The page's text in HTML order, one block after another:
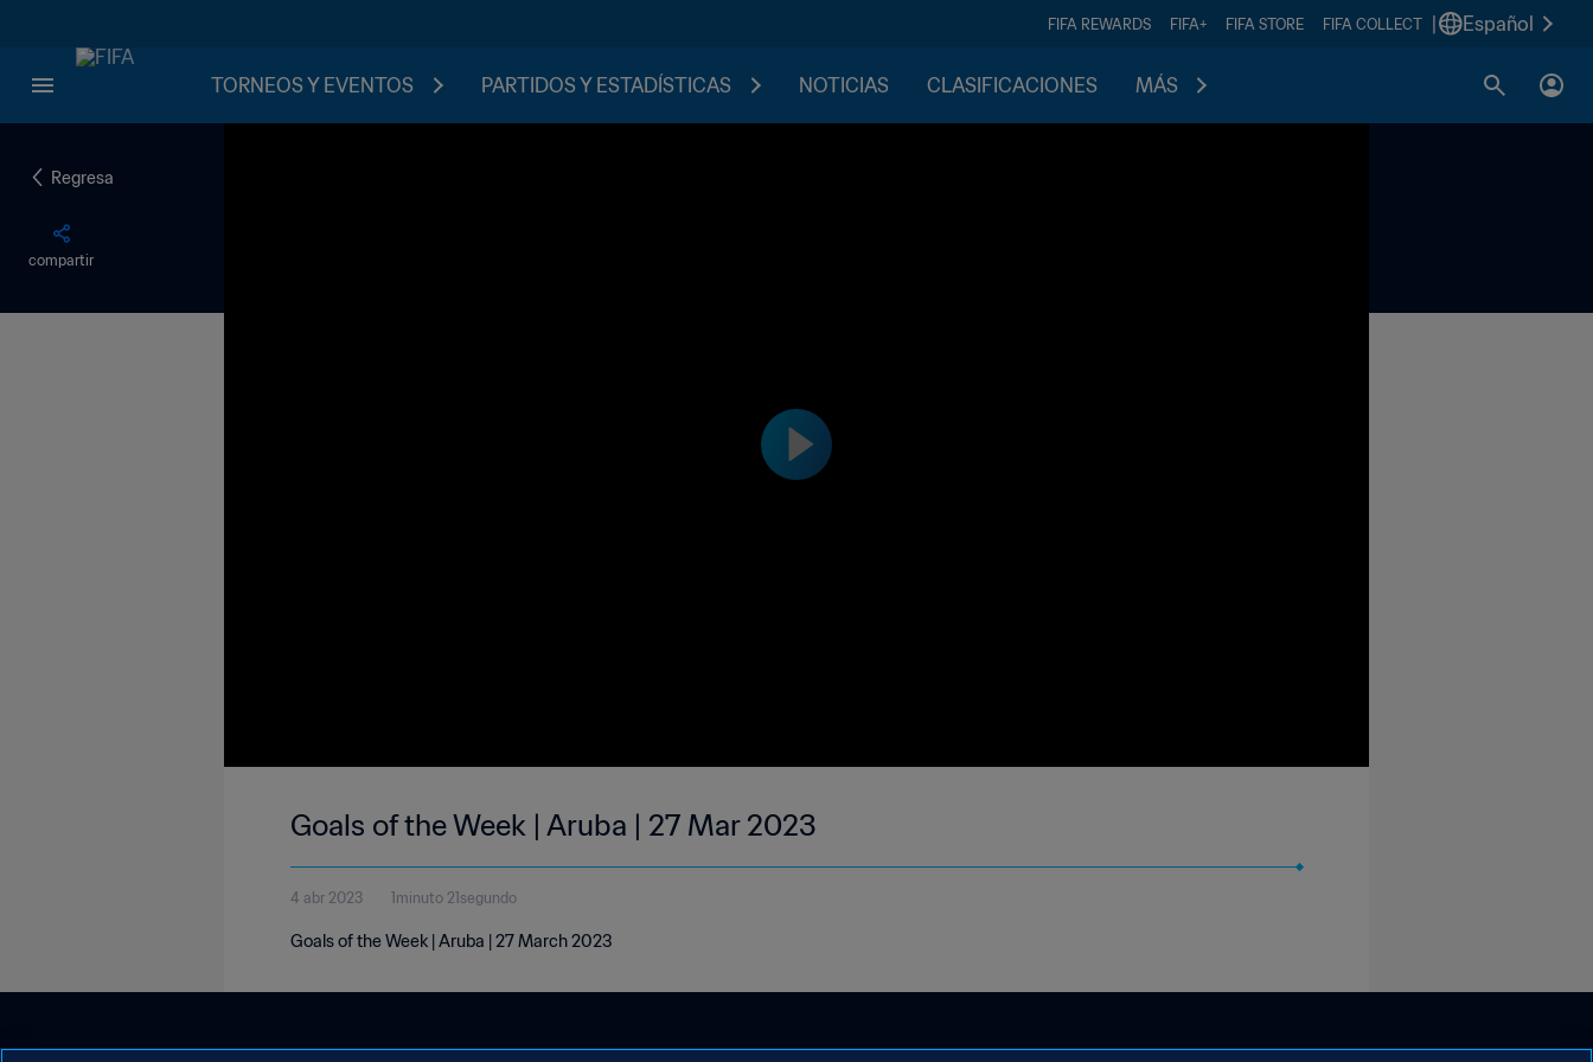
FIFA REWARDS FIFA+ FIFA STORE FIFA COLLECT Español
TORNEOS Y EVENTOS PARTIDOS Y ESTADÍSTICAS NOTICIAS CLASIFICACIONES MÁS
Regresa
compartir
Goals of the Week | Aruba | 27 Mar 2023
4 abr 2023 1minuto 21segundo
Goals of the Week | Aruba | 27 March 2023